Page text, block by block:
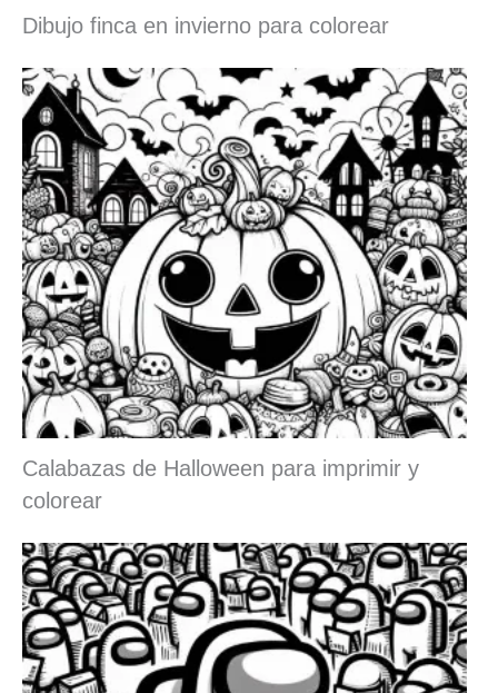
Dibujo finca en invierno para colorear
Calabazas de Halloween para imprimir y
colorear